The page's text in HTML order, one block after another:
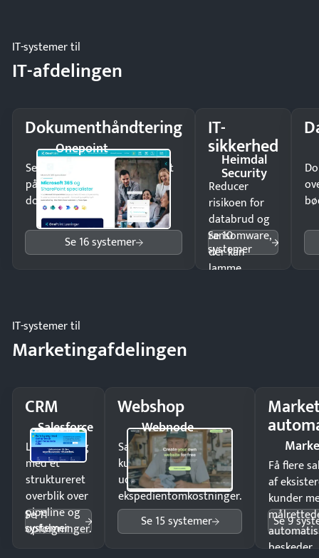
IT-systemer til
IT-afdelingen
Dokumenthåndtering
Onepoint
Send kontrakter til underskrift
på minutter og mist ingen
dokumenter.
Se 16 systemer
IT-
sikkerhed
Heimdal
Security
Reducer
risikoen for
databrud og
ransomware,
der kan
lamme
Se 10
systemer
IT-systemer til
Marketingafdelingen
CRM
Salesforce
Luk flere salg
med et
struktureret
overblik over
pipeline og
opfølgninger.
Se 11
systemer
Webshop
Webnode
Sælg produkter 24/7 til
kunder i hele landet
uden
ekspedientomkostninger.
Se 15 systemer
Få flere
af
kunder
beskeder.
Se 9